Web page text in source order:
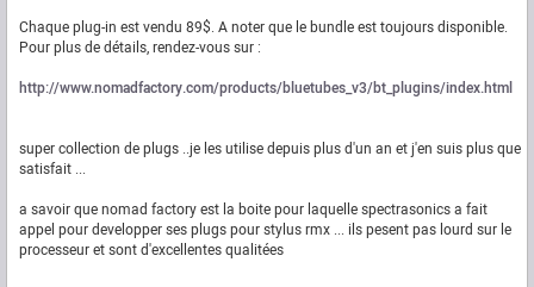
Chaque plug-in est vendu 89$. A noter que le bundle est toujours disponible.
Pour plus de détails, rendez-vous sur :
http://www.nomadfactory.com/products/bluetubes_v3/bt_plugins/index.html
super collection de plugs ..je les utilise depuis plus d'un an et j'en suis plus que
satisfait ...
a savoir que nomad factory est la boite pour laquelle spectrasonics a fait
appel pour developper ses plugs pour stylus rmx ... ils pesent pas lourd sur le
processeur et sont d'excellentes qualitées